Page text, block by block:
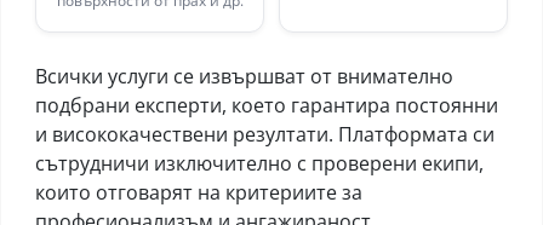
Всички услуги се извършват от внимателно
подбрани експерти, което гарантира постоянни
и висококачествени резултати. Платформата си
сътрудничи изключително с проверени екипи,
които отговарят на критериите за